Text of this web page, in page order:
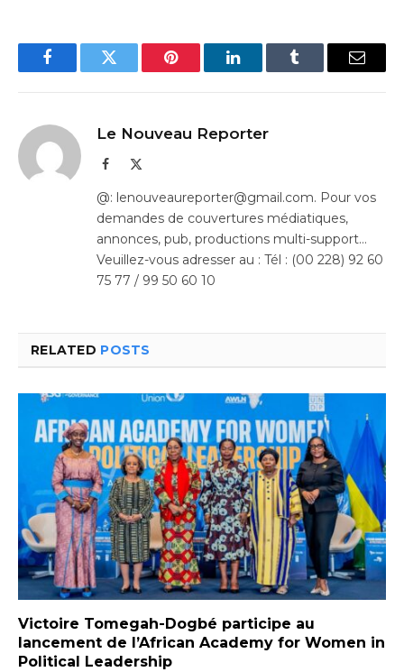
FacebookTwitter Pinterest LinkedInTumblr Email
Le Nouveau Reporter
Facebook
@: lenouveaureporter@gmail.com. Pour vos
demandes de couvertures médiatiques,
annonces, pub, productions multi-support…
Veuillez-vous adresser au : Tél : (00 228) 92 60
75 77 / 99 50 60 10
RELATED POSTS
Victoire Tomegah-Dogbé participe au
lancement de l’African Academy for Women in
Political Leadership